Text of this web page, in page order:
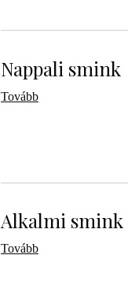
Nappali smink
Tovább
Alkalmi smink
Tovább